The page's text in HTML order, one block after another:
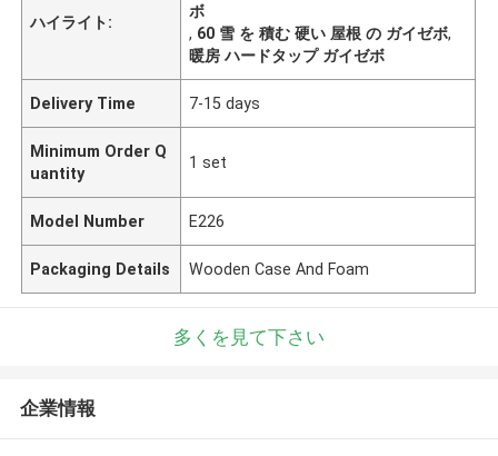
ハイライト:
ボ
, 60 雪 を 積む 硬い 屋根 の ガイゼボ,
暖房 ハードタップ ガイゼボ
Delivery Time 7-15 days
Minimum Order Q
uantity
1 set
Model Number E226
Packaging Details Wooden Case And Foam
多くを見て下さい
企業情報